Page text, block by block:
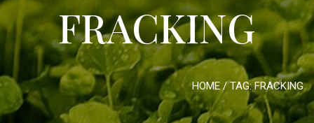
FRACKING
HOME/ TAG:FRACKING